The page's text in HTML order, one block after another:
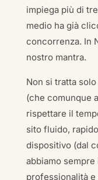
impiega più di
medio ha già
concorrenza. In
nostro mantra.
Non si tratta
(che comunque
rispettare il
sito fluido,
dispositivo (dal
abbiamo
professionalità